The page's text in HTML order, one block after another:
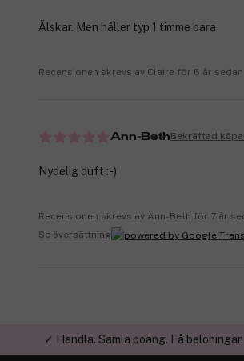
Älskar. Men håller typ 1 timme bara
Recensionen skrevs av Claire för 6 år sedan
Ann-BethBekräftad
Nydelig duft :-)
Recensionen skrevs av Ann-Beth för 7 år
Se översättning
✓ Handla. Samla poäng. Få belöningar.